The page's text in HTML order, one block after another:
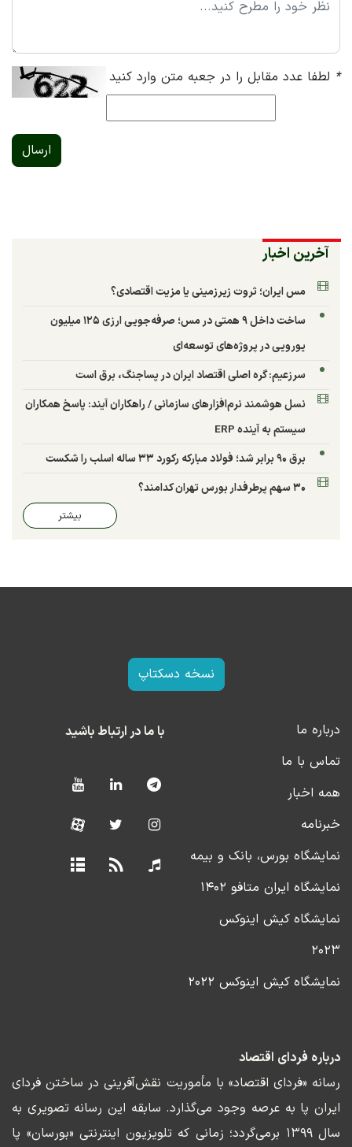
* لطفا عدد مقابل را در جعبه متن وارد کنید
ارسال
آخرین اخبار
مس ایران؛ ثروت زیرزمینی یا مزیت اقتصادی؟
ساخت داخل ۹ همتی در مس؛ صرفه‌جویی ارزی ۱۲۵ میلیون
یورویی در پروژه‌های توسعه‌ای
سرزعیم: گره اصلی اقتصاد ایران در پساجنگ، برق است
نسل هوشمند نرم‌افزارهای سازمانی / راهکاران آیند: پاسخ همکاران
سیستم به آینده ERP
برق ۹۰ برابر شد؛ فولاد مبارکه رکورد ۳۳ ساله اسلب را شکست
۳۰ سهم پرطرفدار بورس تهران کدامند؟
بیشتر
نسخه دسکتاپ
درباره ما
تماس با ما
همه اخبار
خبرنامه
نمایشگاه بورس، بانک و بیمه
نمایشگاه ایران متافو ۱۴۰۲
نمایشگاه کیش اینوکس
۲۰۲۳
نمایشگاه کیش اینوکس ۲۰۲۲
با ما در ارتباط باشید
درباره فردای اقتصاد
رسانه «فردای اقتصاد» با مأموریت نقش‌آفرینی در ساختن فردای
ایران پا به عرصه وجود می‌گذارد. سابقه این رسانه تصویری به
سال ۱۳۹۹ برمی‌گردد؛ زمانی که تلویزیون اینترنتی «بورسان» پا